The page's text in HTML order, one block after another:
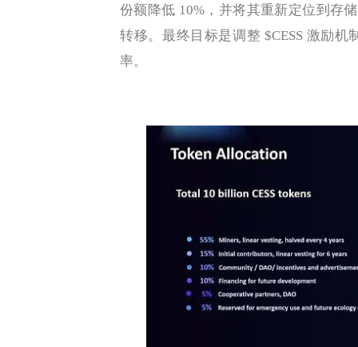
份额降低 10%，并将其重新定位到存
转移。最终目标是调整 $CESS 激励
率。